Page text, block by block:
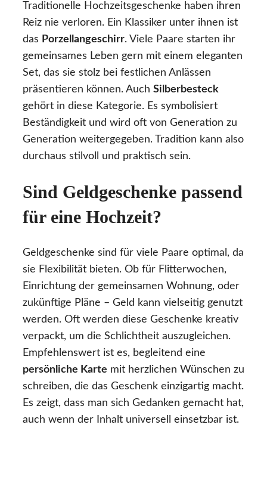
Traditionelle Hochzeitsgeschenke haben ihren
Reiz nie verloren. Ein Klassiker unter ihnen ist
das Porzellangeschirr. Viele Paare starten ihr
gemeinsames Leben gern mit einem eleganten
Set, das sie stolz bei festlichen Anlässen
präsentieren können. Auch Silberbesteck
gehört in diese Kategorie. Es symbolisiert
Beständigkeit und wird oft von Generation zu
Generation weitergegeben. Tradition kann also
durchaus stilvoll und praktisch sein.
Sind Geldgeschenke passend
für eine Hochzeit?
Geldgeschenke sind für viele Paare optimal, da
sie Flexibilität bieten. Ob für Flitterwochen,
Einrichtung der gemeinsamen Wohnung, oder
zukünftige Pläne – Geld kann vielseitig genutzt
werden. Oft werden diese Geschenke kreativ
verpackt, um die Schlichtheit auszugleichen.
Empfehlenswert ist es, begleitend eine
persönliche Karte mit herzlichen Wünschen zu
schreiben, die das Geschenk einzigartig macht.
Es zeigt, dass man sich Gedanken gemacht hat,
auch wenn der Inhalt universell einsetzbar ist.